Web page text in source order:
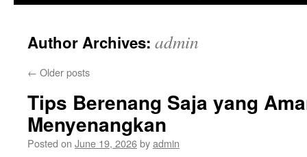
Author Archives: admin
← Older posts
Tips Berenang Saja yang
Menyenangkan
Posted on June 19, 2026byadmin